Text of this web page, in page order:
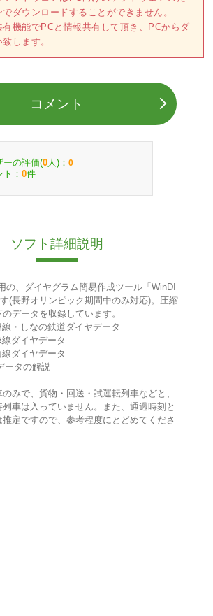
ダウンロードすることができません。
機能でPCと情報共有して頂き、PCからダ
します。
コメント
ーの評価(0 人)： 0
ト： 0件
ソフト詳細説明
の、ダイヤグラム簡易作成ツール「WinDI
(長野オリンピック期間中のみ対応)。圧縮
データを収録しています。
・しなの鉄道ダイヤデータ
ダイヤデータ
ダイヤデータ
ータの解説
みで、貨物・回送・試運転列車などと、
列車は入っていません。また、通過時刻と
定ですので、参考程度にとどめてくださ